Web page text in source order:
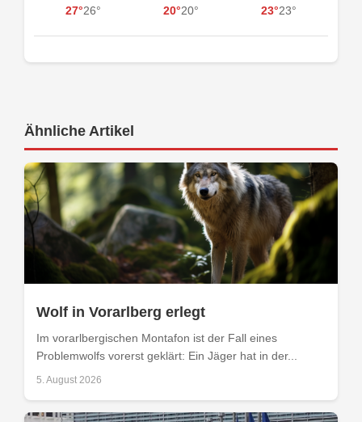
27°26° 20°20° 23°23°
Ähnliche Artikel
Wolf in Vorarlberg erlegt
Im vorarlbergischen Montafon ist der Fall eines
Problemwolfs vorerst geklärt: Ein Jäger hat in der...
5. August 2026